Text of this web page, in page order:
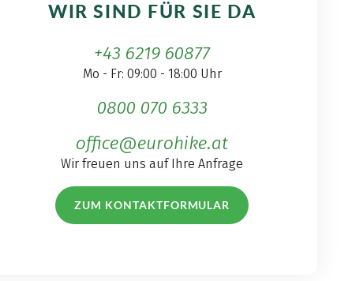
WIR SIND FÜR SIE DA
+43 6219 60877
Mo - Fr: 09:00 - 18:00 Uhr
0800 070 6333
office@eurohike.at
Wir freuen uns auf Ihre Anfrage
ZUM KONTAKTFORMULAR